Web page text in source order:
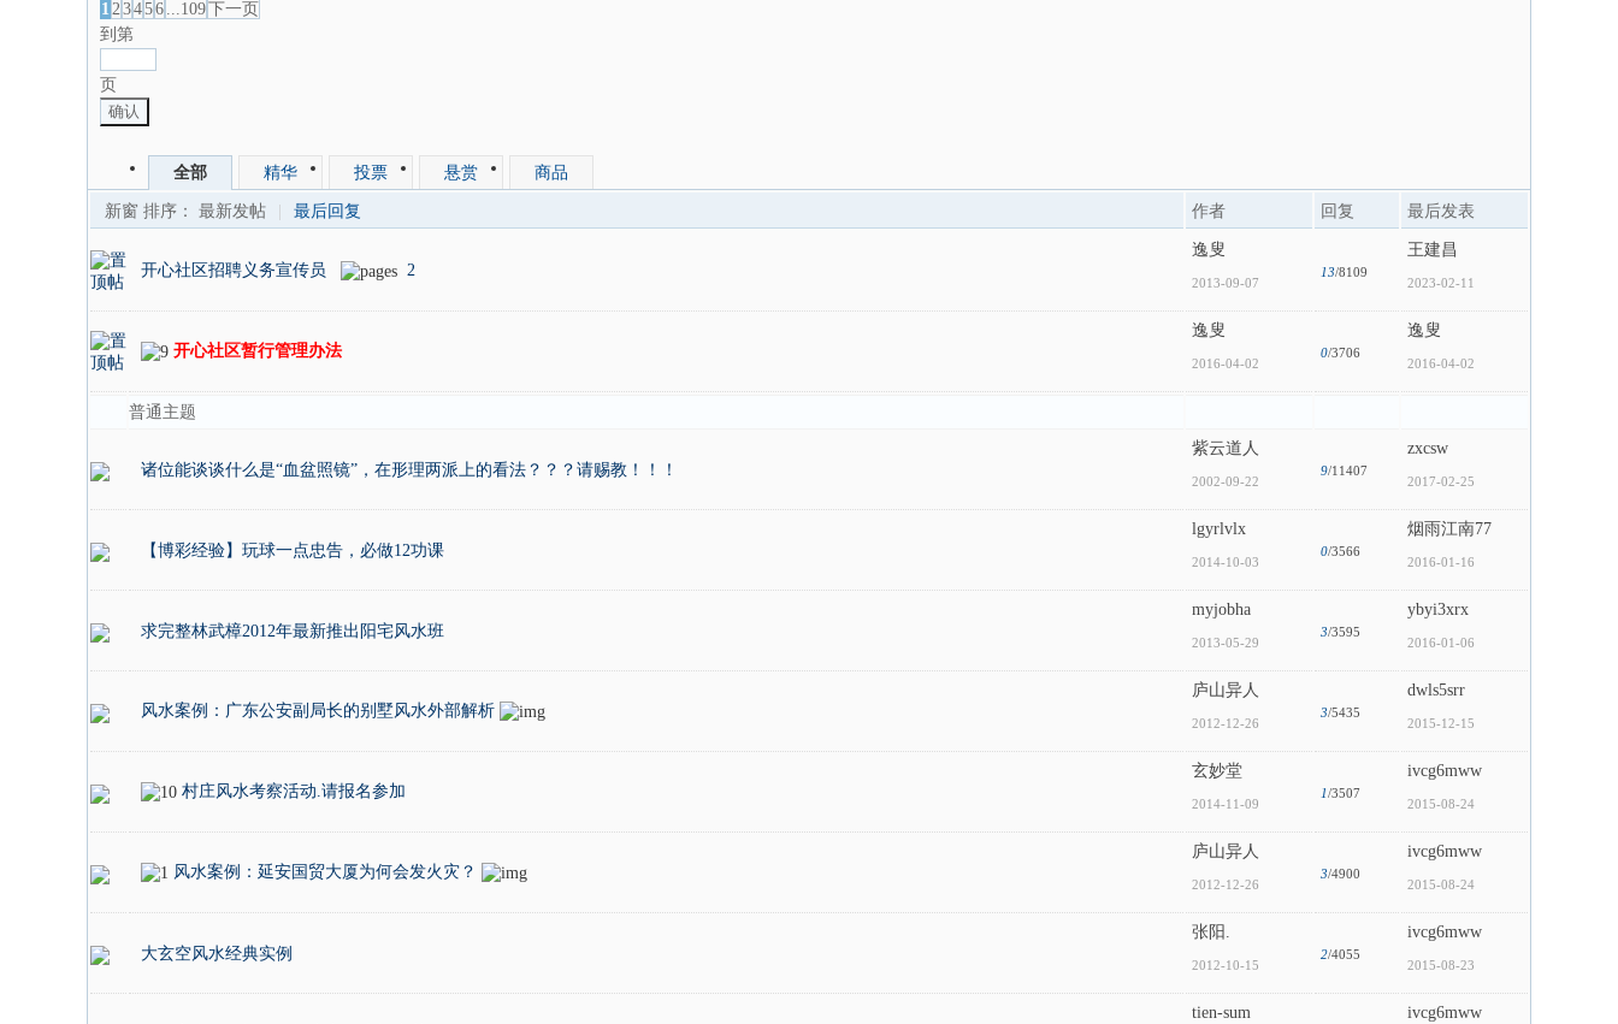
1 23456 ...109下一页
到第
页
确认
全部 精华 投票 悬赏 商品
新窗 排序： 最新发帖 最后回复 作者 回复 最后发表
开心社区招聘义务宣传员 2
逸叟
2013-09-07
13/8109
王建昌
2023-02-11
开心社区暂行管理办法
逸叟
2016-04-02
0/3706
逸叟
2016-04-02
普通主题
诸位能谈谈什么是“血盆照镜”，在形理两派上的看法？？？请赐教！！！
紫云道人
2002-09-22
9/11407
zxcsw
2017-02-25
【博彩经验】玩球一点忠告，必做12功课
lgyrlvlx
2014-10-03
0/3566
烟雨江南77
2016-01-16
求完整林武樟2012年最新推出阳宅风水班
myjobha
2013-05-29
3/3595
ybyi3xrx
2016-01-06
风水案例：广东公安副局长的别墅风水外部解析
庐山异人
2012-12-26
3/5435
dwls5srr
2015-12-15
村庄风水考察活动.请报名参加
玄妙堂
2014-11-09
1/3507
ivcg6mww
2015-08-24
风水案例：延安国贸大厦为何会发火灾？
庐山异人
2012-12-26
3/4900
ivcg6mww
2015-08-24
大玄空风水经典实例
张阳.
2012-10-15
2/4055
ivcg6mww
2015-08-23
tien-sum ivcg6mww